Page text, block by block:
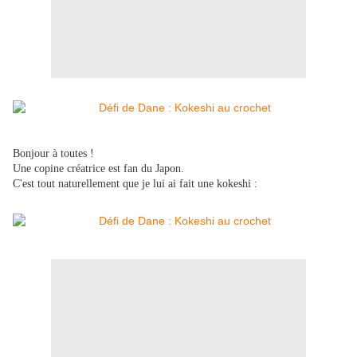
Bonjour à toutes !
Une copine créatrice est fan du Japon.
C'est tout naturellement que je lui ai fait une kokeshi :